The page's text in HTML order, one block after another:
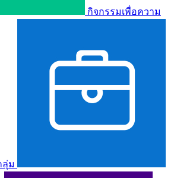
กิจกรรมเพื่อความ
ลุ่ม